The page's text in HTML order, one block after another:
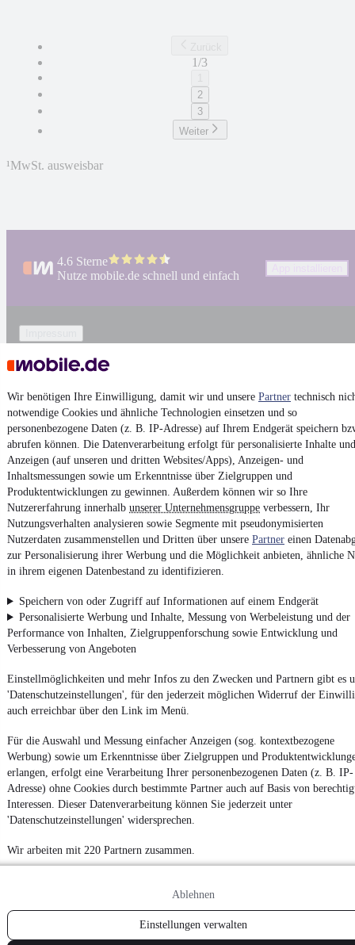
Wir benötigen Ihre Einwilligung, damit wir und unsere Partner technisch
notwendige Cookies und ähnliche Technologien einsetzen und so
personenbezogene Daten (z. B. IP-Adresse) auf Ihrem Endgerät speichern
abrufen können. Die Datenverarbeitung erfolgt für personalisierte Inhalte und
Anzeigen (auf unseren und dritten Websites/Apps), Anzeigen- und
Inhaltsmessungen sowie um Erkenntnisse über Zielgruppen und
Produktentwicklungen zu gewinnen. Außerdem können wir so Ihre
Nutzererfahrung innerhalb unserer Unternehmensgruppe verbessern, Ihr
Nutzungsverhalten analysieren sowie Segmente mit pseudonymisierten
Nutzerdaten zusammenstellen und Dritten über unsere Partner einen
zur Personalisierung ihrer Werbung und die Möglichkeit anbieten, ähnliche
in ihrem eigenen Datenbestand zu identifizieren.
Speichern von oder Zugriff auf Informationen auf einem Endgerät
Personalisierte Werbung und Inhalte, Messung von Werbeleistung und der
Performance von Inhalten, Zielgruppenforschung sowie Entwicklung und
Verbesserung von Angeboten
Einstellmöglichkeiten und mehr Infos zu den Zwecken und Partnern gibt es
'Datenschutzeinstellungen', für den jederzeit möglichen Widerruf der
auch erreichbar über den Link im Menü.
Für die Auswahl und Messung einfacher Anzeigen (sog. kontextbezogene
Werbung) sowie um Erkenntnisse über Zielgruppen und
erlangen, erfolgt eine Verarbeitung Ihrer personenbezogenen Daten (z. B. IP-
Adresse) ohne Cookies durch bestimmte Partner auch auf Basis von
Interessen. Dieser Datenverarbeitung können Sie jederzeit unter
'Datenschutzeinstellungen' widersprechen.
Wir arbeiten mit 220 Partnern zusammen.
Ablehnen
Einstellungen verwalten
1/3
2
3
Weiter
¹MwSt. ausweisbar
4.6 Sterne
Nutze mobile.de schnell und einfach
AGB
Datenschutz
Datenschutzeinstellungen
Erklärung zur Barrierefreiheit
Report Security Vulnerability (English)
Powered by
EntdeckeKleinwagen,SUVundWohnmobileund mehr bei
mobile.de